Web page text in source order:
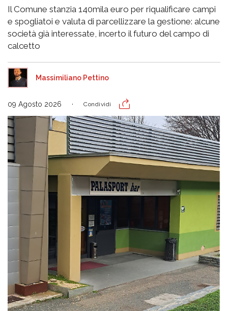
Il Comune stanzia 140mila euro per riqualificare campi
e spogliatoi e valuta di parcellizzare la gestione: alcune
società già interessate, incerto il futuro del campo di
calcetto
Massimiliano Pettino
09 Agosto 2026 Condividi